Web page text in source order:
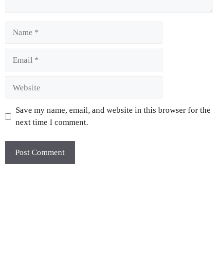
Save my name, email, and website in this browser for the
next time I comment.